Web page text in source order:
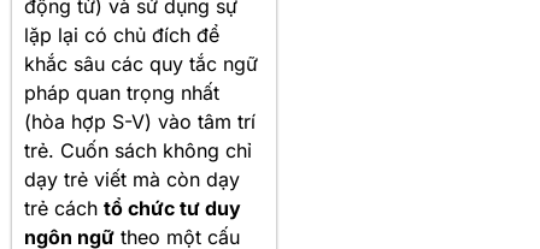
động từ) và sử dụng sự
lặp lại có chủ đích để
khắc sâu các quy tắc ngữ
pháp quan trọng nhất
(hòa hợp S-V) vào tâm trí
trẻ. Cuốn sách không chỉ
dạy trẻ viết mà còn dạy
trẻ cách tổ chức tư duy
ngôn ngữ theo một cấu